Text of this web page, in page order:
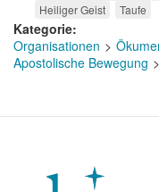
Heiliger Geist
Taufe
Kategorie
Organisationen
Apostolische Bewegung